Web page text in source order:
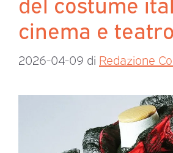
cinema e teatro
2026-04-09 di Redazione